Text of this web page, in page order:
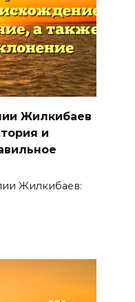
Жилкибаев
и
Жилкибаев: